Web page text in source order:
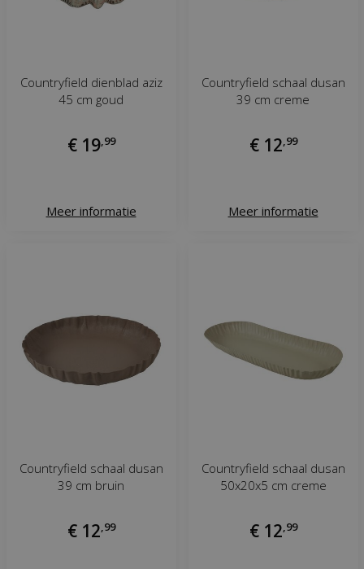
Countryfield dienblad aziz
45 cm goud
€ 19, 99
Meer informatie
Countryfield schaal dusan
39 cm creme
€ 12 99
Meer informatie
Countryfield schaal dusan
39 cm bruin
€ 12 99
Countryfield schaal dusan
50x20x5 cm creme
€ 12 99